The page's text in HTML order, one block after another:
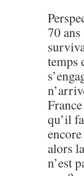
70
temps
qu’il
alors
n’est